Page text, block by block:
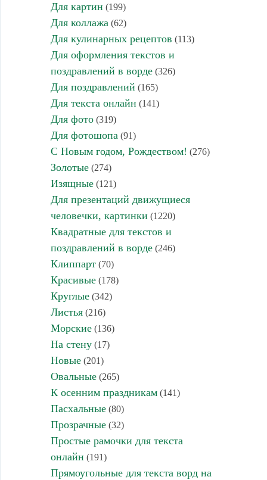
Для картин (199)
Для коллажа (62)
Для кулинарных рецептов (113)
Для оформления текстов и
поздравлений в ворде(326)
Для поздравлений (165)
Для текста онлайн (141)
Для фото(319)
Для фотошопа (91)
С Новым годом, Рождеством! (276)
Золотые(274)
Изящные(121)
Для презентаций движущиеся
человечки, картинки (1220)
Квадратные для текстов и
поздравлений в ворде(246)
Клиппарт(70)
Красивые(178)
Круглые(342)
Листья(216)
Морские(136)
На стену(17)
Новые(201)
Овальные(265)
К осенним праздникам(141)
Пасхальные(80)
Прозрачные(32)
Простые рамочки для текста
онлайн (191)
Прямоугольные для текста ворд на